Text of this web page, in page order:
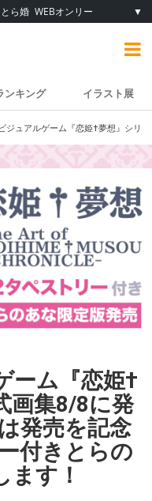
とら婚 WEBオンリー ▼
ンキング イラスト展
ジュアルゲーム『恋姫†夢想』シリ
ーム『恋姫†
画集8/8に発
発売を記念
付きとらの
ます！